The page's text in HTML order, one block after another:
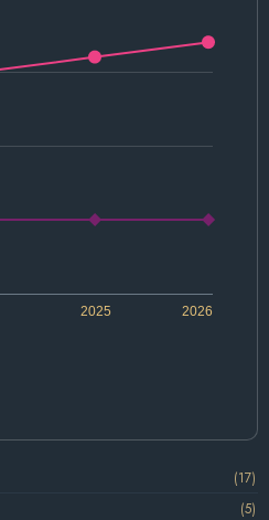
2026
2025
(17)
(5)